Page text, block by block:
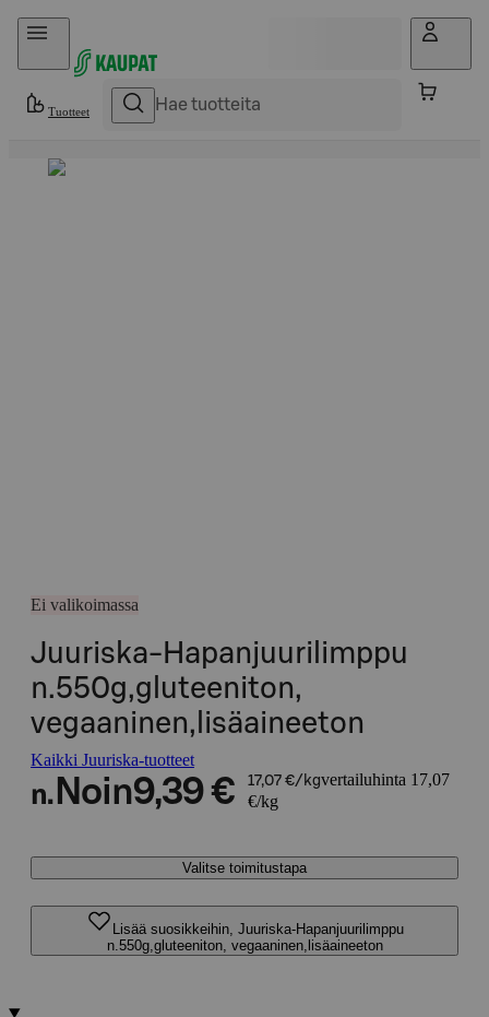
Hyppää sisältöön
Tuotteet
Ei valikoimassa
Juuriska-Hapanjuurilimppu
n.550g,gluteeniton,
vegaaninen,lisäaineeton
Kaikki Juuriska-tuotteet
n. Noin9,39 € 17,07 €/kgvertailuhinta 17,07
€/kg
Valitse toimitustapa
Lisää suosikkeihin, Juuriska-Hapanjuurilimppu
n.550g,gluteeniton, vegaaninen,lisäaineeton